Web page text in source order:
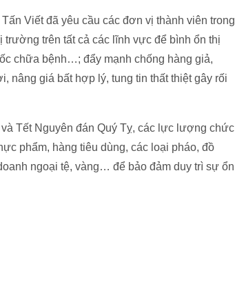
Viết đã yêu cầu các đơn vị thành viên trong
trên tất cả các lĩnh vực để bình ổn thị
chữa bệnh…; đẩy mạnh chống hàng giả,
nâng giá bất hợp lý, tung tin thất thiệt gây rối
Tết Nguyên đán Quý Tỵ, các lực lượng chức
phẩm, hàng tiêu dùng, các loại pháo, đồ
ngoại tệ, vàng… để bảo đảm duy trì sự ổn